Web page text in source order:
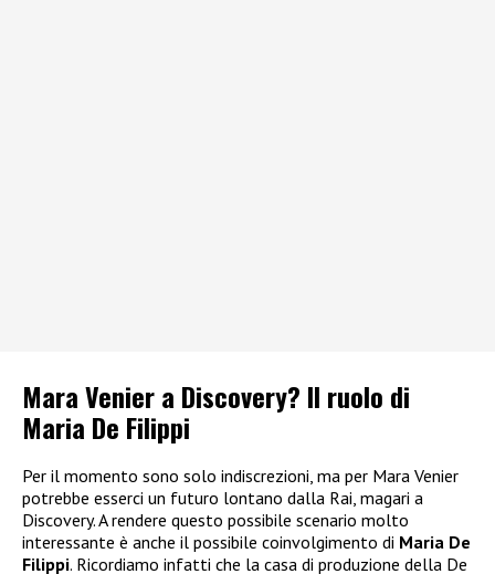
Mara Venier a Discovery? Il ruolo di
Maria De Filippi
Per il momento sono solo indiscrezioni, ma per Mara Venier
potrebbe esserci un futuro lontano dalla Rai, magari a
Discovery. A rendere questo possibile scenario molto
interessante è anche il possibile coinvolgimento di Maria De
Filippi. Ricordiamo infatti che la casa di produzione della De